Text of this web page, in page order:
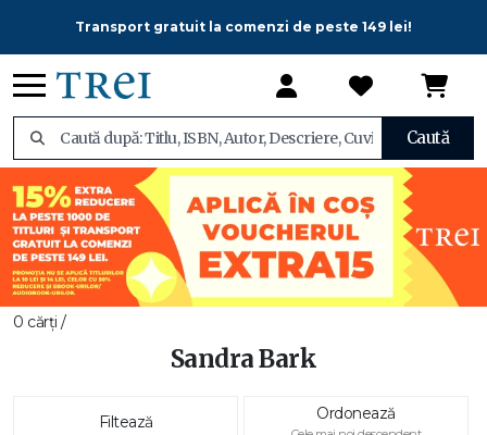
Transport gratuit la comenzi de peste 149 lei!
Caută
0 cărți /
Sandra Bark
Filtează Ordonează